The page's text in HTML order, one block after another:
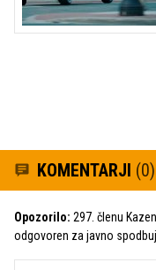
KOMENTARJI (0)
Opozorilo: 297. členu
odgovoren za javno